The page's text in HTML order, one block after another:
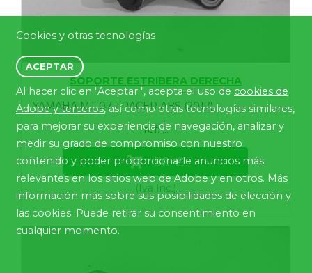
SOPORTE ESTRIBERA DERECHA
YAMAHA MT 07 TRACER ABS (2017)
ref: ...
50 €
(Iva Inc.)
Cookies y otras tecnologías
ACEPTAR
Al hacer clic en "Aceptar ", acepta el uso de cookies de
Adobe y terceros, así como otras tecnologías similares,
para mejorar su experiencia de navegación, analizar y
medir su grado de compromiso con nuestro
contenido y poder proporcionarle anuncios más
relevantes en los sitios web de Adobe y en otros. Más
información más sobre sus posibilidades de elección y
las cookies. Puede retirar su consentimiento en
cualquier momento.